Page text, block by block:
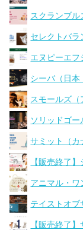
スクランブル
セレクトバラ
エヌピーエフ
シーバ（日本
スモールズ（
ソリッドゴー
サミット（カ
【販売終了
アニマル・ワ
テイストオブ
【販売終了